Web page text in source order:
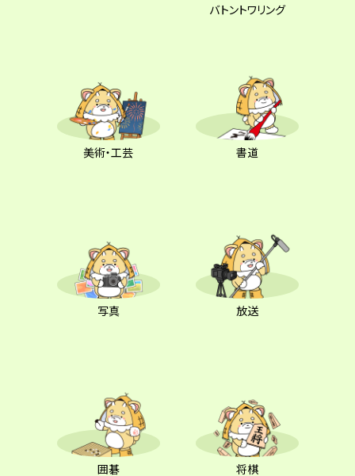
バトントワリング
美術・工芸 書道
写真 放送
囲碁 将棋